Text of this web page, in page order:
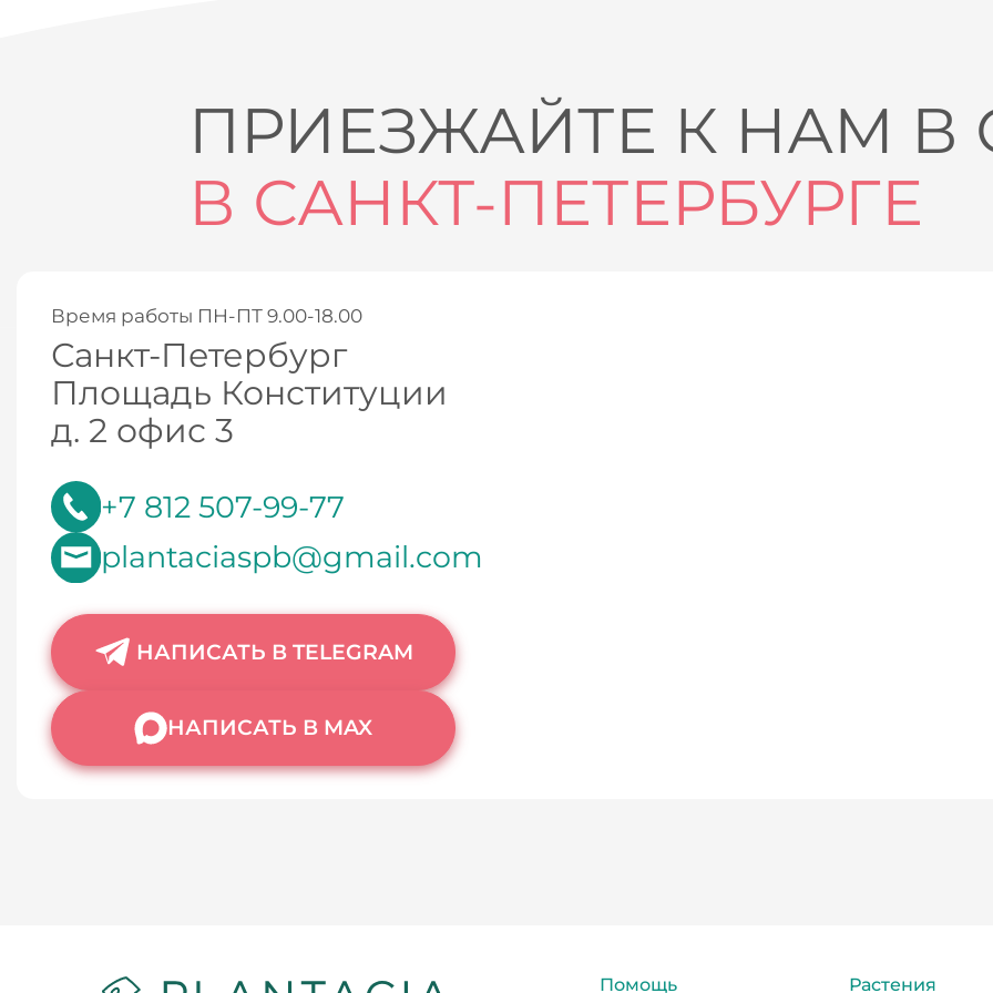
ПРИЕЗЖАЙТЕ К НАМ В
В САНКТ-ПЕТЕРБУРГЕ
Время работы ПН-ПТ 9.00-18.00
Санкт-Петербург
Площадь Конституции
д. 2 офис 3
+7 812 507-99-77
plantaciaspb@gmail.com
НАПИСАТЬ В TELEGRAM
НАПИСАТЬ В MAX
Помощь Растения